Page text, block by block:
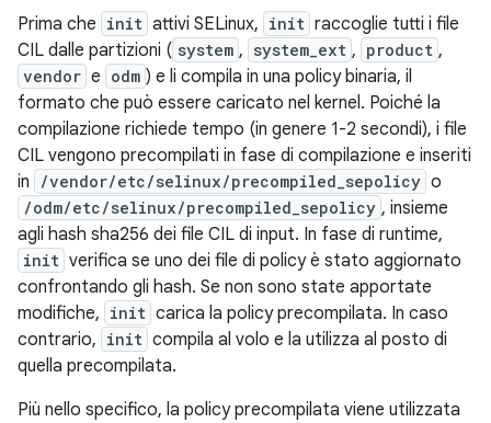
Prima che init attivi SELinux, init raccoglie tutti i file
CIL dalle partizioni ( system , system_ext , product ,
vendor e odm ) e li compila in una policy binaria, il
formato che può essere caricato nel kernel. Poiché la
compilazione richiede tempo (in genere 1-2 secondi), i file
CIL vengono precompilati in fase di compilazione e inseriti
in
/vendor/etc/selinux/precompiled_sepolicy o
/odm/etc/selinux/precompiled_sepolicy , insieme
agli hash sha256 dei file CIL di input. In fase di runtime,
init verifica se uno dei file di policy è stato aggiornato
confrontando gli hash. Se non sono state apportate
modifiche, init carica la policy precompilata. In caso
contrario, init compila al volo e la utilizza al posto di
quella precompilata.
Più nello specifico, la policy precompilata viene utilizzata